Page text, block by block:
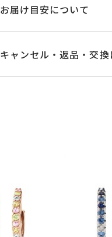
素材 K18
グリ
サフ
※イ
カテゴリー ピアス
お届け目安について
ご注文およびご入金確認
■お届け目安が「3営業
・受注生産となる場合
※お急ぎの方はご注文前
キャンセル・返品・交
・到着後ご連絡無く7日
・刻印をお入れした商品
・販売期間が限定されて
・過度な交換・返品を繰